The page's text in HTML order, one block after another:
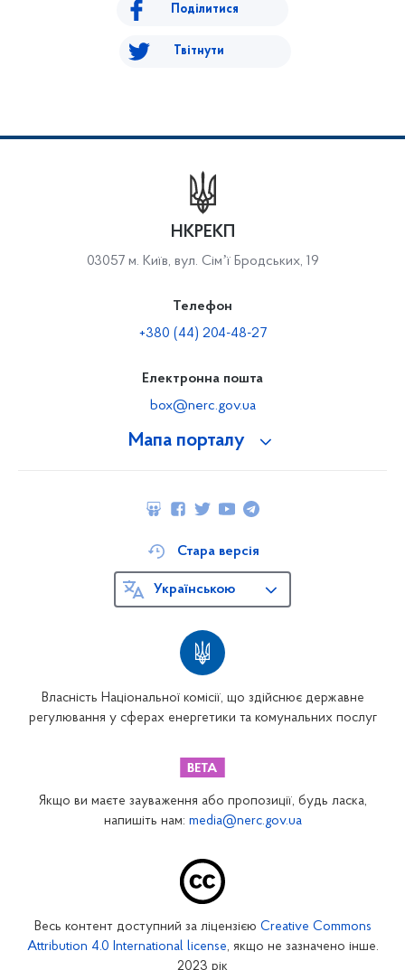
Поділитися
Твітнути
Мапа порталу
НКРЕКП
03057 м. Київ, вул. Сімʼї Бродських, 19
Телефон
+380 (44) 204-48-27
Електронна пошта
box@nerc.gov.ua
Власність Національної комісії, що здійснює державне
регулювання у сферах енергетики та комунальних послуг
Стара версія
Українською
Якщо ви маєте зауваження або пропозиції, будь ласка,
напишіть нам: media@nerc.gov.ua
Весь контент доступний за ліцензією Creative Commons
Attribution 4.0 International license, якщо не зазначено інше.
2023 рік